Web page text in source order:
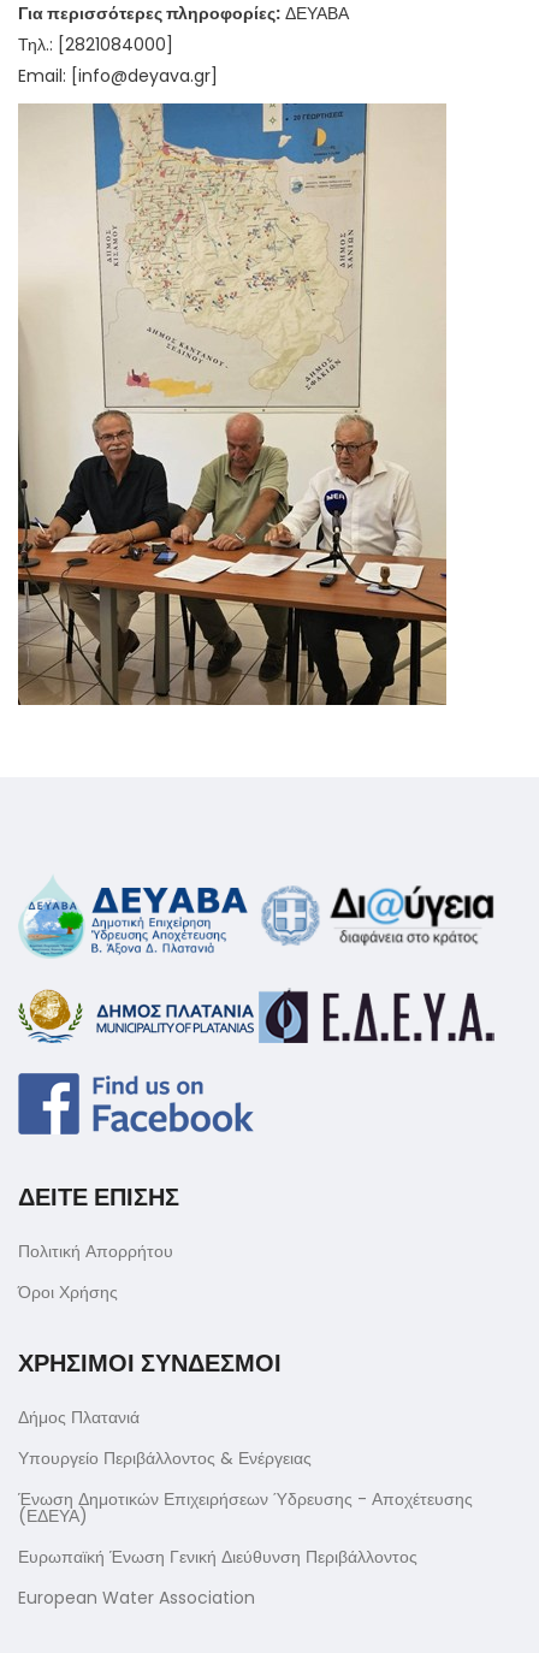
Για περισσότερες πληροφορίες: ΔΕΥΑΒΑ
Τηλ.: [2821084000]
Email: [info@deyava.gr]
ΔΕΙΤΕ ΕΠΙΣΗΣ
Πολιτική Απορρήτου
Όροι Χρήσης
ΧΡΗΣΙΜΟΙ ΣΥΝΔΕΣΜΟΙ
Δήμος Πλατανιά
Υπουργείο Περιβάλλοντος & Ενέργειας
Ένωση Δημοτικών Επιχειρήσεων Ύδρευσης - Αποχέτευσης
(ΕΔΕΥΑ)
Ευρωπαϊκή Ένωση Γενική Διεύθυνση Περιβάλλοντος
European Water Association